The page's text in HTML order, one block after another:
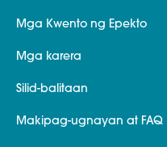
Mga Kwento ng Epekto
Mga karera
Silid-balitaan
Makipag-ugnayan at FAQ